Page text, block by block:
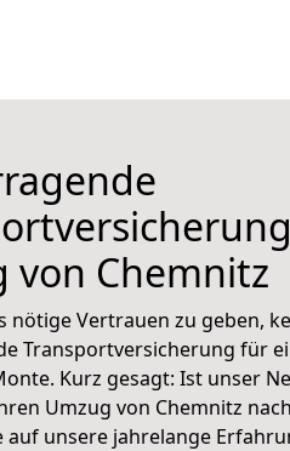
von Chemnitz
nötige Vertrauen zu geben,
Transportversicherung für
Kurz gesagt: Ist unser
Umzug von Chemnitz
auf unsere jahrelange